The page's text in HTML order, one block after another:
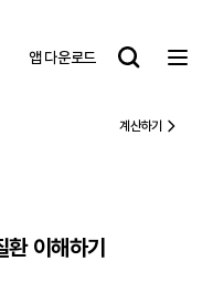
앱 다운로드
계산하기
이해하기